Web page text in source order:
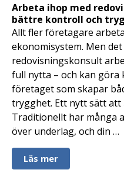
Arbeta ihop med
bättre kontroll och
Allt fler företagare
ekonomisystem. Men
redovisningskonsult
full nytta – och kan
företaget som skapar
trygghet. Ett nytt sätt
Traditionellt har många
över underlag, och din …
Läs mer